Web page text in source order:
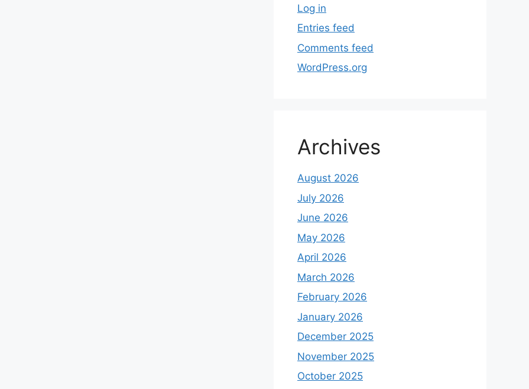
Log in
Entries feed
Comments feed
WordPress.org
Archives
August 2026
July 2026
June 2026
May 2026
April 2026
March 2026
February 2026
January 2026
December 2025
November 2025
October 2025